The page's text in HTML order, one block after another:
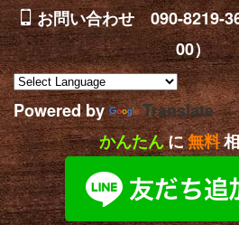
お問い合わせ 090-8219-
00）
Powered by
Translate
かんたんに無料